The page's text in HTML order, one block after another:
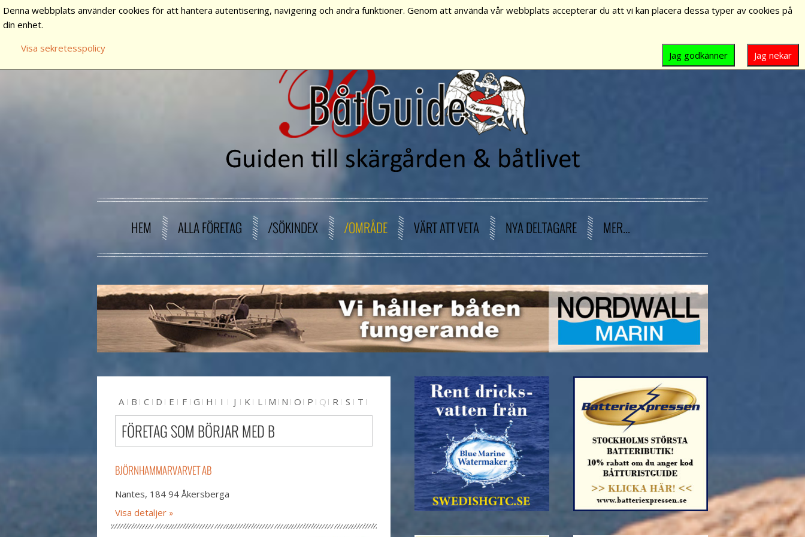
HEM ALLA FÖRETAG /SÖKINDEX /OMRÅDE VÄRT ATT VETA NYA DELTAGARE MER...
A B C D E F G H I J K L M N O P Q R S
T
U V W X Y Z #
FÖRETAG SOM BÖRJAR MED B
BJÖRNHAMMARVARVET AB
Nantes, 184 94 Åkersberga
Visa detaljer
Denna webbplats använder cookies för att hantera autentisering, navigering och andra funktioner. Genom att använda vår webbplats accepterar du att vi kan placera dessa typer av cookies på
din enhet.
Visa sekretesspolicy
Jag nekar
Jag godkänner